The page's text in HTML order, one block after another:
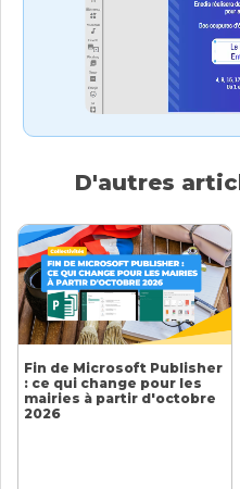
D'autres
Fin de Microsoft Publisher
: ce qui change pour les
mairies à partir d'octobre
2026